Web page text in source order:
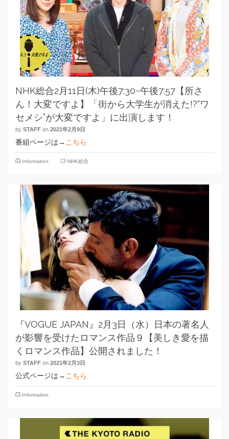
NHK総合2月11日(木)午後7:30~午後7:57【所さ
ん！大変ですよ】「街から大学生が消えた!?“ワ
セメシ”が大変ですよ」に出演します！
by STAFF on 2021年2月9日
番組ページは→ こちら
Information NHK総合
『VOGUE JAPAN』2月3日（水）日本の著名人
が影響を受けたロマンス作品９【美しき愛を描
くロマンス作品】公開されました！
by STAFF on 2021年2月3日
公式ページは→ こちら
Information